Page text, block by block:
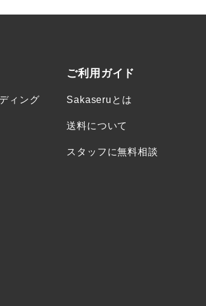
ィング
ご利用ガイド
Sakaseruとは
送料について
スタッフに無料相談